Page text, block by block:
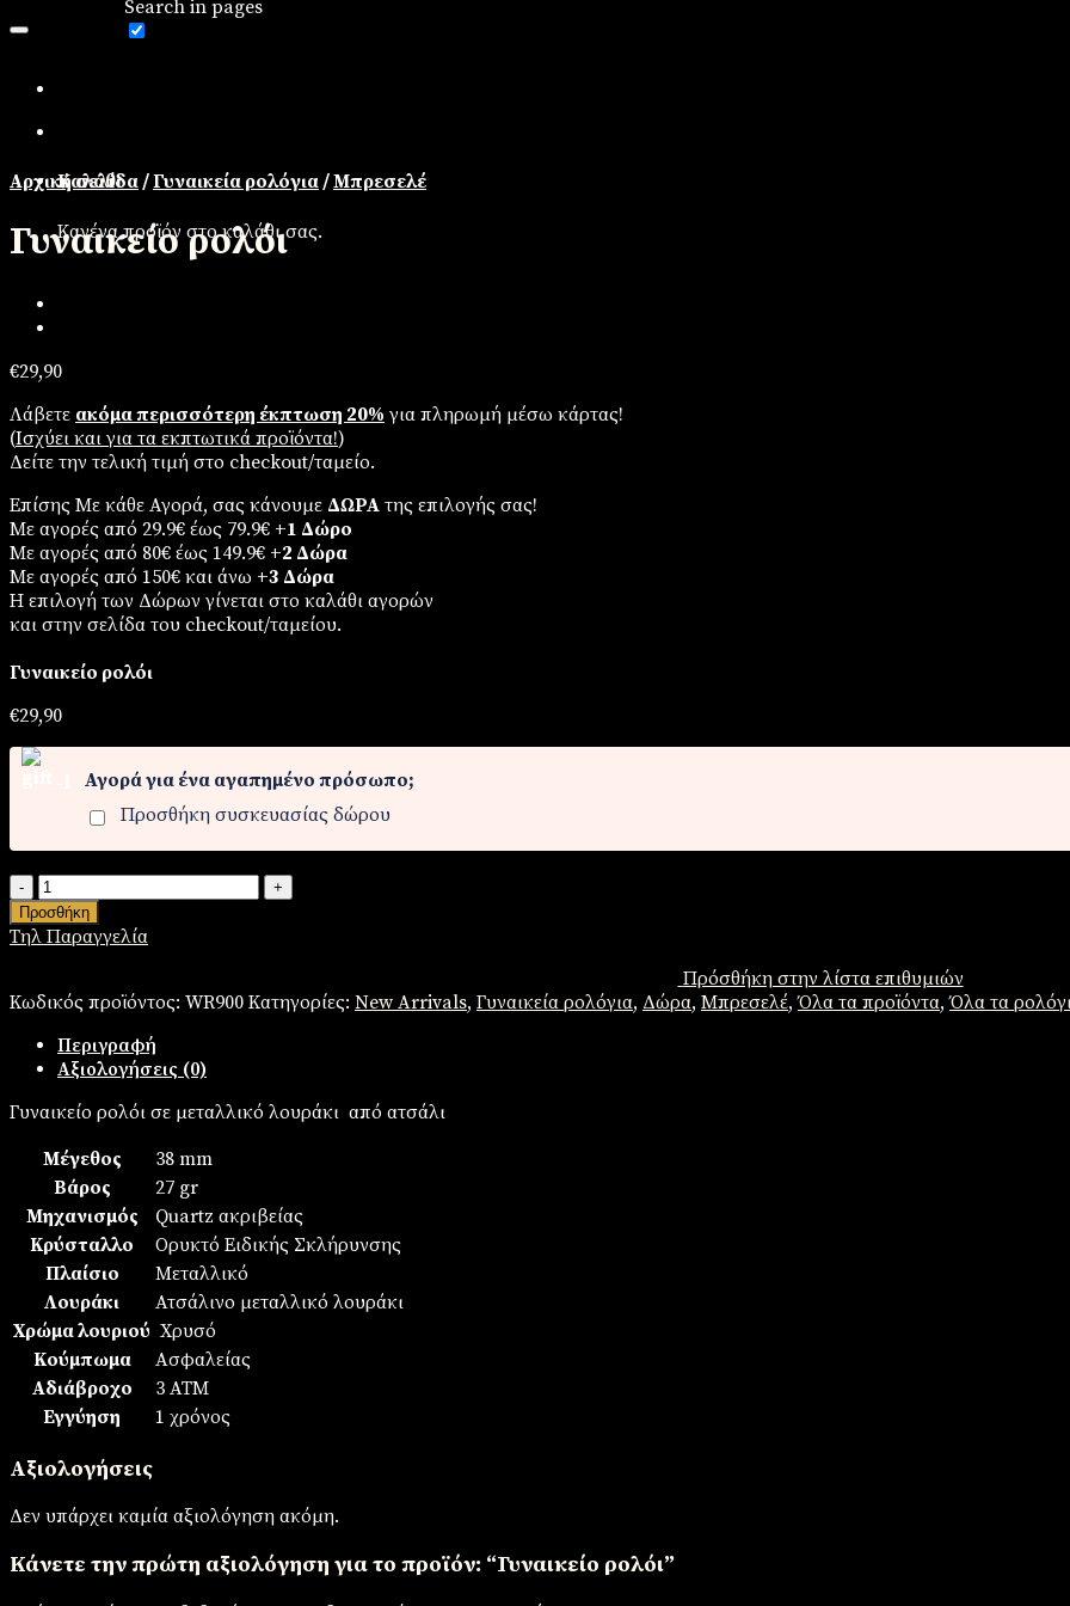
Search in pages
Καλάθι
Κανένα προϊόν στο καλάθι σας.
Αρχική σελίδα/Γυναικεία ρολόγια/Μπρεσελέ
Γυναικείο ρολόι
€29,90
Λάβετε ακόμα περισσότερη έκπτωση 20% για πληρωμή μέσω κάρτας!
(Iσχύει και για τα εκπτωτικά προϊόντα!)
Δείτε την τελική τιμή στο checkout/ταμείο.
Επίσης Με κάθε Αγορά, σας κάνουμε ΔΩΡΑ της επιλογής σας!
Με αγορές από 29.9€ έως 79.9€ +1 Δώρο
Με αγορές από 80€ έως 149.9€ +2 Δώρα
Με αγορές από 150€ και άνω +3 Δώρα
Η επιλογή των Δώρων γίνεται στο καλάθι αγορών
και στην σελίδα του checkout/ταμείου.
Γυναικείο ρολόι
€29,90
Αγορά για ένα αγαπημένο πρόσωπο;
Προσθήκη συσκευασίας δώρου
Γυναικείο
ρολόι
ποσότητα
Προσθήκη
Τηλ Παραγγελία
Πρόσθήκη στην λίστα επιθυμιών
Κωδικός προϊόντος: WR900 Κατηγορίες: New Arrivals, Γυναικεία ρολόγια, Δώρα, Μπρεσελέ,Όλα τα προϊόντα,Όλα τα
Περιγραφή
Αξιολογήσεις (0)
Γυναικείο ρολόι σε μεταλλικό λουράκι από ατσάλι
Μέγεθος
38 mm
Βάρος
27 gr
Μηχανισμός
Quartz ακριβείας
Κρύσταλλο
Ορυκτό Ειδικής Σκλήρυνσης
Πλαίσιο
Mεταλλικό
Λουράκι
Ατσάλινο μεταλλικό λουράκι
Χρώμα λουριού Χρυσό
Κούμπωμα
Ασφαλείας
Αδιάβροχο
3 ΑΤΜ
Εγγύηση
1 χρόνος
Αξιολογήσεις
Δεν υπάρχει καμία αξιολόγηση ακόμη.
Κάνετε την πρώτη αξιολόγηση για το προϊόν: “Γυναικείο ρολόι”